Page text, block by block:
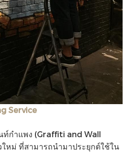
Service
ท์กำแพง (Graffiti and Wall
หม่ ที่สามารถนำมาประยุกต์ใช้ใน